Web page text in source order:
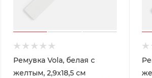
Ремувка Vola, белая с
желтым, 2,9х18,5 см